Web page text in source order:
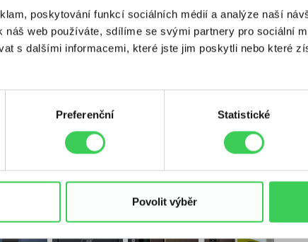
poskytování funkcí sociálních médií a analýze naší
náš web používáte, sdílíme se svými partnery pro sociální
s dalšími informacemi, které jste jim poskytli nebo které
Preferenční Statistické
Povolit výběr
VŠEOBECNÝ OBSAH MERTEN INTELIGENTNÍ BYDLENÍ
katalog řady vypínačů a zásuvek Merten, přehled
kompletní přehled produktů Merten System-M, System-
M-Pure, M-Pure Decor, M-Plan, D-Life, D-Antique a